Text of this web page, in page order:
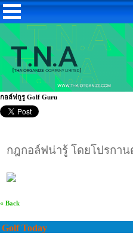
กอล์ฟกูรู Golf Guru
กฎกอล์ฟน่ารู้ โดยโปรกาน
« Back
Golf Today